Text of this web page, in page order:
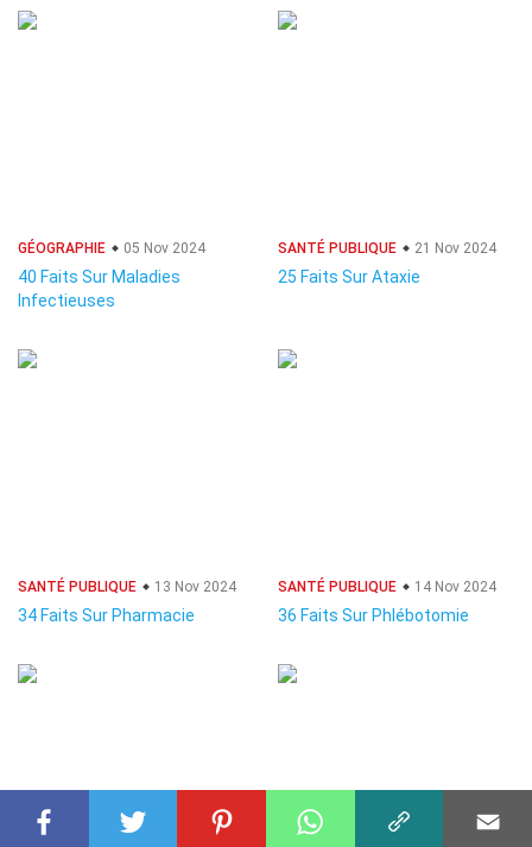
GÉOGRAPHIE 05 Nov 2024
40 Faits Sur Maladies
Infectieuses
SANTÉ PUBLIQUE 21 Nov 2024
25 Faits Sur Ataxie
SANTÉ PUBLIQUE 13 Nov 2024
34 Faits Sur Pharmacie
SANTÉ PUBLIQUE 14 Nov 2024
36 Faits Sur Phlébotomie